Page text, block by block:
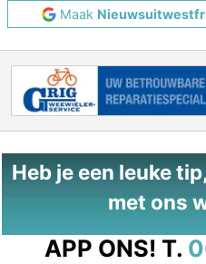
Maak
Heb je een leuke
met ons
APP ONS! T.